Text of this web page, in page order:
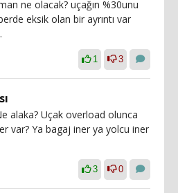
ne olacak? uçağın %30unu
eksik olan bir ayrıntı var
1 3
alaka? Uçak overload olunca
var? Ya bagaj iner ya yolcu iner
3 0